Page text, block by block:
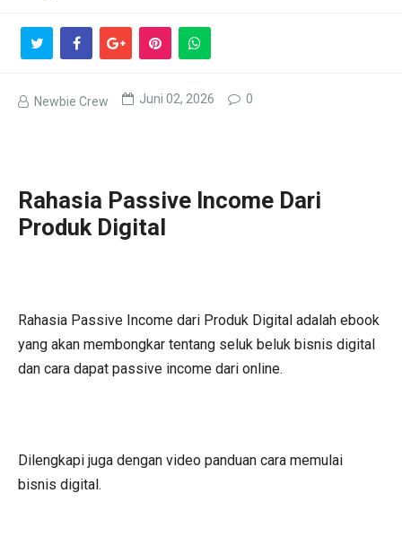
Newbie Crew Juni 02, 2026 0
Rahasia Passive Income Dari
Produk Digital
Rahasia Passive Income dari Produk Digital adalah ebook
yang akan membongkar tentang seluk beluk bisnis digital
dan cara dapat passive income dari online.
Dilengkapi juga dengan video panduan cara memulai
bisnis digital.